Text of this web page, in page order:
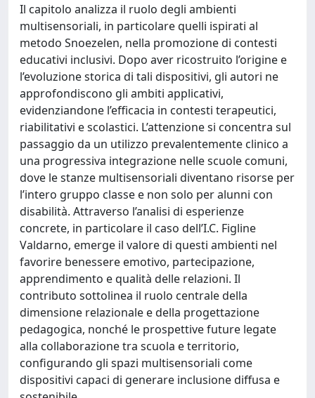
Il capitolo analizza il ruolo degli ambienti
multisensoriali, in particolare quelli ispirati al
metodo Snoezelen, nella promozione di contesti
educativi inclusivi. Dopo aver ricostruito l’origine e
l’evoluzione storica di tali dispositivi, gli autori ne
approfondiscono gli ambiti applicativi,
evidenziandone l’efficacia in contesti terapeutici,
riabilitativi e scolastici. L’attenzione si concentra sul
passaggio da un utilizzo prevalentemente clinico a
una progressiva integrazione nelle scuole comuni,
dove le stanze multisensoriali diventano risorse per
l’intero gruppo classe e non solo per alunni con
disabilità. Attraverso l’analisi di esperienze
concrete, in particolare il caso dell’I.C. Figline
Valdarno, emerge il valore di questi ambienti nel
favorire benessere emotivo, partecipazione,
apprendimento e qualità delle relazioni. Il
contributo sottolinea il ruolo centrale della
dimensione relazionale e della progettazione
pedagogica, nonché le prospettive future legate
alla collaborazione tra scuola e territorio,
configurando gli spazi multisensoriali come
dispositivi capaci di generare inclusione diffusa e